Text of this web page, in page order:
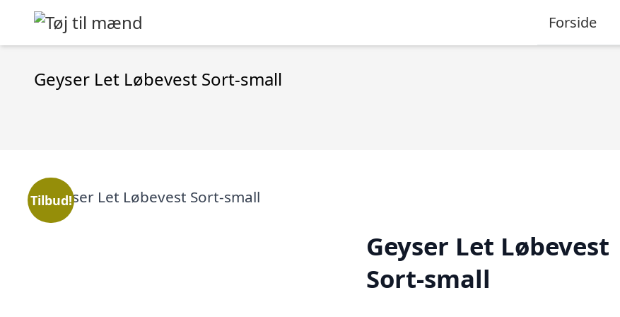
Forside
Geyser Let Løbevest Sort-small
Tilbud!
Geyser Let Løbevest
Sort-small